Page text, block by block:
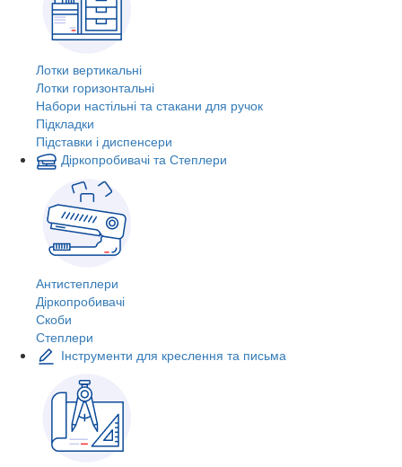
Лотки вертикальні
Лотки горизонтальні
Набори настільні та стакани для ручок
Підкладки
Підставки і диспенсери
Діркопробивачі та Степлери
Антистеплери
Діркопробивачі
Скоби
Степлери
Інструменти для креслення та письма